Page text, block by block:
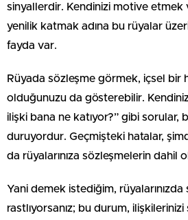
sinyallerdir. Kendinizi motive etmek
yenilik katmak adına bu rüyalar
fayda var.
Rüyada sözleşme görmek, içsel bir
olduğunuzu da gösterebilir.
ilişki bana ne katıyor?” gibi sorular,
duruyordur. Geçmişteki hatalar,
da rüyalarınıza sözleşmelerin dahil
Yani demek istediğim, rüyalarınızda
rastlıyorsanız; bu durum,